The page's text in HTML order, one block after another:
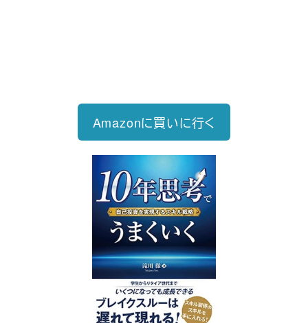
Amazonに買いに行く